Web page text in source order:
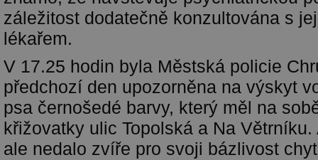
záležitost dodatečně konzultována s
lékařem.
V 17.25 hodin byla Městská policie
předchozí den upozorněna na výskyt
psa černošedé barvy, který měl na
křižovatky ulic Topolská a Na
ale nedalo zvíře pro svoji bázlivost